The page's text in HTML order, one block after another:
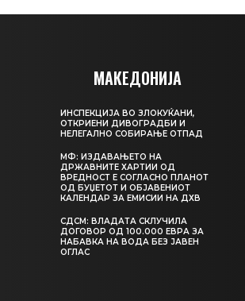
МАКЕДОНИЈА
ИНСПЕКЦИЈА ВО ЗЛОКУЌАНИ,
ОТКРИЕНИ ДИВОГРАДБИ И
НЕЛЕГАЛНО СОБИРАЊЕ ОТПАД
МФ: ИЗДАВАЊЕТО НА
ДРЖАВНИТЕ ХАРТИИ ОД
ВРЕДНОСТ Е СОГЛАСНО ПЛАНОТ
ОД БУЏЕТОТ И ОБЈАВЕНИОТ
КАЛЕНДАР ЗА ЕМИСИИ НА ДХВ
СДСМ: ВЛАДАТА СКЛУЧИЛА
ДОГОВОР ОД 100.000 ЕВРА ЗА
НАБАВКА НА ВОДА БЕЗ ЈАВЕН
ОГЛАС